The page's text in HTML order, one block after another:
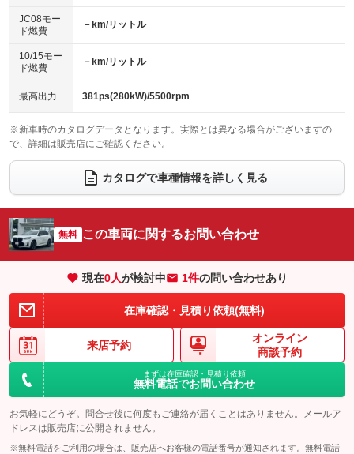
電動格納ミラー
：装備あり
：装備なし
パワーシート
ベンチシート
：装備なし
チップアップシート
：装備なし
：装備なし ：装備あり
ウォークスルー
：装備なし
電動リアゲート フロントカメラ
：装備あり
：装備あり ：装備あり
サイドカメラ
：装備あり ルーフレール
：装備なし
：装備なし
：装備なし
装備略号／用語解説
JC08モー
ド燃費
－km/リットル
10/15モー
ド燃費
－km/リットル
最高出力 381ps(280kW)/5500rpm
※新車時のカタログデータとなります。実際とは異なる場合がございますの
で、詳細は販売店にご確認ください。
カタログで車種情報を詳しく見る
無料 この車両に関するお問い合わせ
現在0人が検討中 1件の問い合わせあり
在庫確認・見積り依頼(無料)
来店予約
オンライン
商談予約
まずは在庫確認・見積り依頼
無料電話でお問い合わせ
お気軽にどうぞ。問合せ後に何度もご連絡が届くことはありません。メールア
ドレスは販売店に公開されません。
※無料電話をご利用の場合は、販売店へお客様の電話番号が通知されます。無料電話